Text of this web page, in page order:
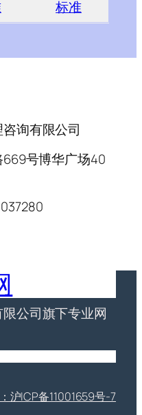
标准
询有限公司
号博华广场40
公司旗下专业网
沪ICP备11001659号-7